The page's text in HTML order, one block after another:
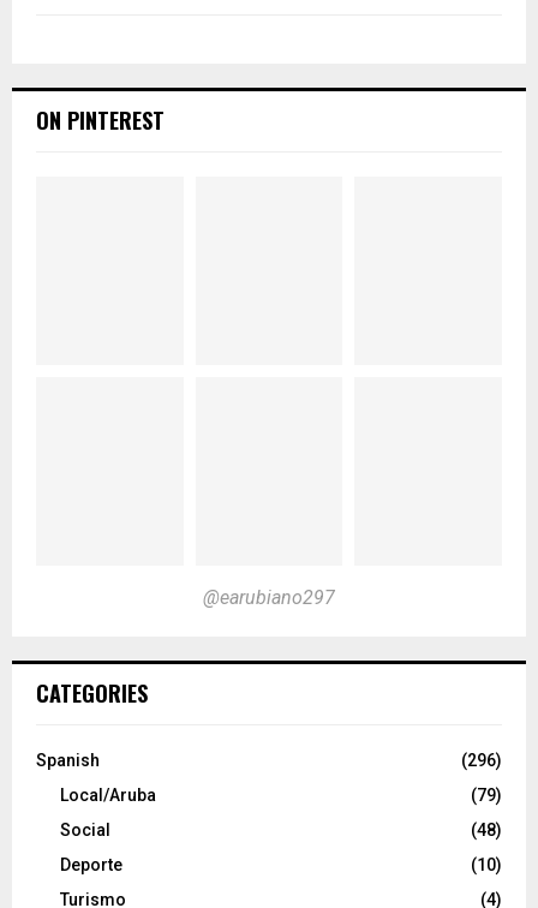
ON PINTEREST
@earubiano297
CATEGORIES
Spanish
(296)
Local/Aruba
(79)
Social
(48)
Deporte
(10)
Turismo
(4)